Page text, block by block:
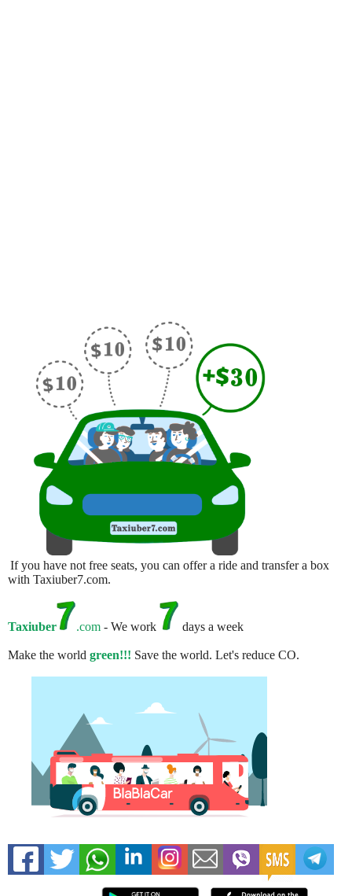
If you have not free seats, you can offer a ride and transfer a box
with Taxiuber7.com.
Taxiuber .com - We work days a week
Make the world green!!! Save the world. Let's reduce CO.